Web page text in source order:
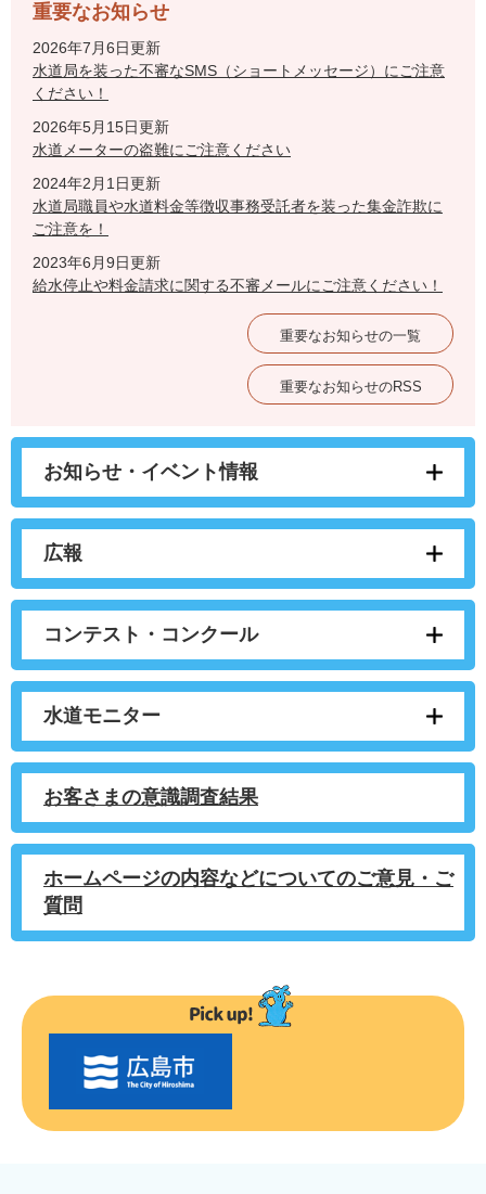
重要なお知らせ
2026年7月6日更新
水道局を装った不審なSMS（ショートメッセージ）にご注意
ください！
2026年5月15日更新
水道メーターの盗難にご注意ください
2024年2月1日更新
水道局職員や水道料金等徴収事務受託者を装った集金詐欺に
ご注意を！
2023年6月9日更新
給水停止や料金請求に関する不審メールにご注意ください！
重要なお知らせの一覧
重要なお知らせのRSS
お知らせ・イベント情報
広報
コンテスト・コンクール
水道モニター
お客さまの意識調査結果
ホームページの内容などについてのご意見・ご
質問